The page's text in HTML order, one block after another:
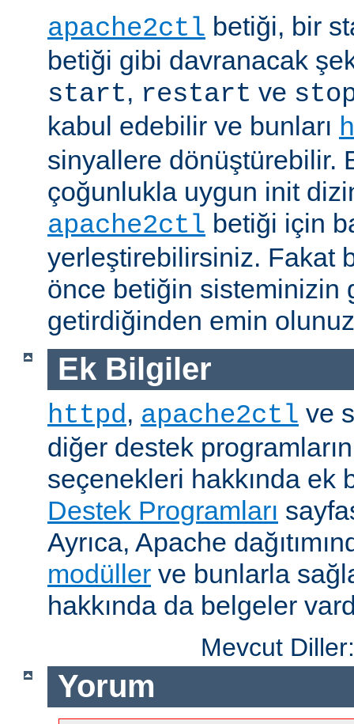
apache2ctl betiği, bir
betiği gibi davranacak
start, restart ve
kabul edebilir ve bunları
sinyallere dönüştürebilir.
çoğunlukla uygun init
apache2ctl betiği için
yerleştirebilirsiniz. Fakat
önce betiğin sisteminizin
getirdiğinden emin
Ek Bilgiler
httpd, apache2ctl ve
diğer destek
seçenekleri hakkında ek
Destek Programları
Ayrıca, Apache
modüller ve bunlarla
hakkında da belgeler
Mevcut
Yorum